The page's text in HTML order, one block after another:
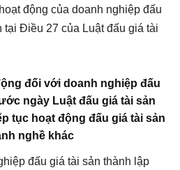
động của doanh nghiệp đấu
tại Điều 27 của Luật đấu giá tài
đối với doanh nghiệp đấu
ngày Luật đấu giá tài sản
tục hoạt động đấu giá tài sản
nghề khác
đấu giá tài sản thành lập